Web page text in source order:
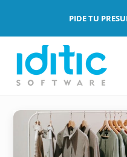
content
PIDE TU